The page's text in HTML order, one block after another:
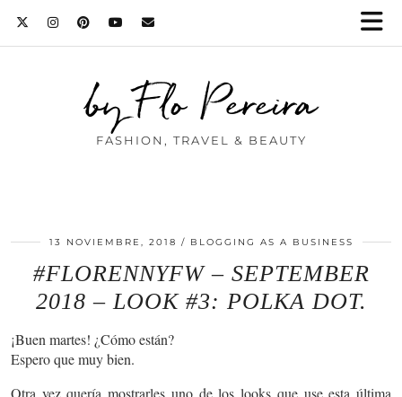
by Flo Pereira
FASHION, TRAVEL & BEAUTY
13 NOVIEMBRE, 2018 BLOGGING AS A BUSINESS
#FLORENNYFW – SEPTEMBER
2018 – LOOK #3: POLKA DOT.
¡Buen martes! ¿Cómo están?
Espero que muy bien.
Otra vez quería mostrarles uno de los looks que use esta última